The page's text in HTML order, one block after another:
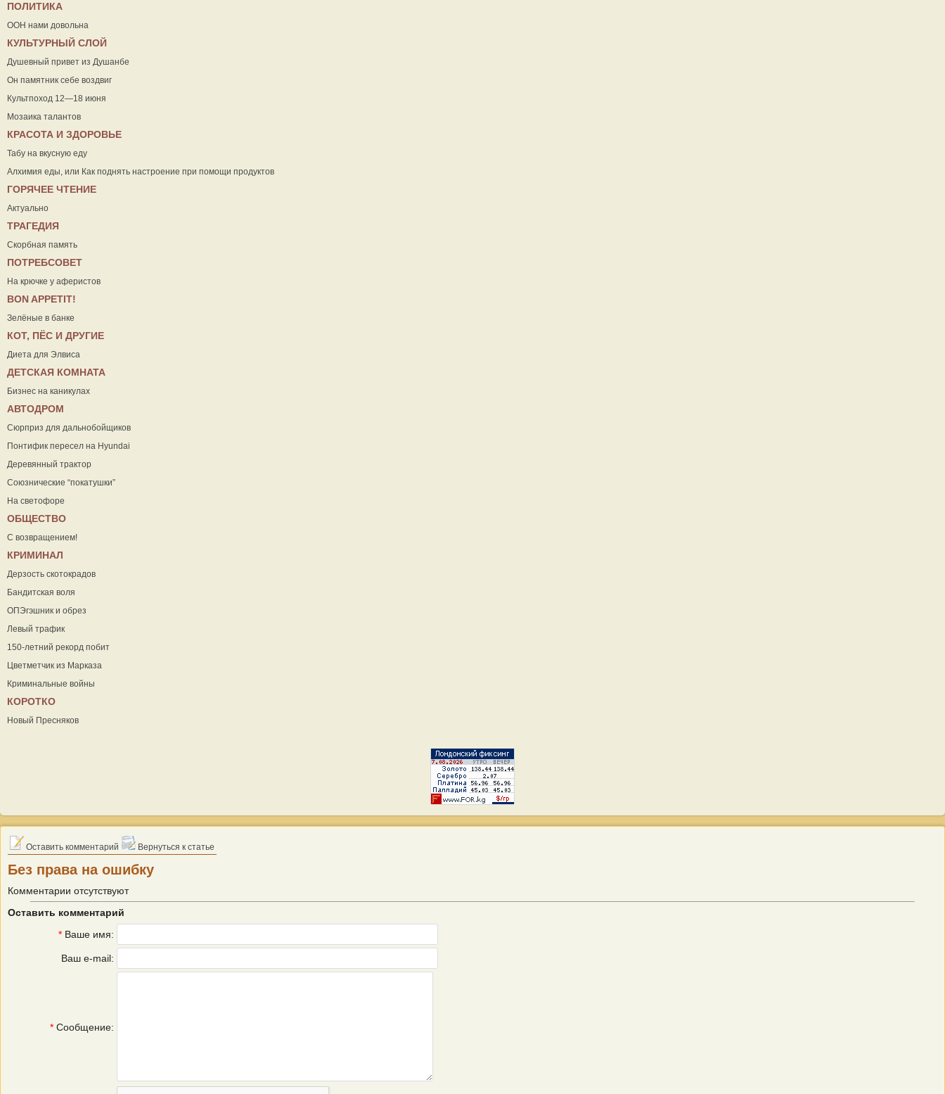
ПОЛИТИКА
ООН нами довольна
КУЛЬТУРНЫЙ СЛОЙ
Душевный привет из Душанбе
Он памятник себе воздвиг
Культпоход 12—18 июня
Мозаика талантов
КРАСОТА И ЗДОРОВЬЕ
Табу на вкусную еду
Алхимия еды, или Как поднять настроение при помощи продуктов
ГОРЯЧЕЕ ЧТЕНИЕ
Актуально
ТРАГЕДИЯ
Скорбная память
ПОТРЕБСОВЕТ
На крючке у аферистов
ВON APPETIT!
Зелёные в банке
КОТ, ПЁС И ДРУГИЕ
Диета для Элвиса
ДЕТСКАЯ КОМНАТА
Бизнес на каникулах
АВТОДРОМ
Сюрприз для дальнобойщиков
Понтифик пересел на Hyundai
Деревянный трактор
Союзнические “покатушки”
На светофоре
ОБЩЕСТВО
С возвращением!
КРИМИНАЛ
Дерзость скотокрадов
Бандитская воля
ОПЭгэшник и обрез
Левый трафик
150-летний рекорд побит
Цветметчик из Марказа
Криминальные войны
КОРОТКО
Новый Пресняков
Оставить комментарий Вернуться к статье
Без права на ошибку
Комментарии отсутствуют
Оставить комментарий
* Ваше имя:
Ваш e-mail:
* Сообщение: